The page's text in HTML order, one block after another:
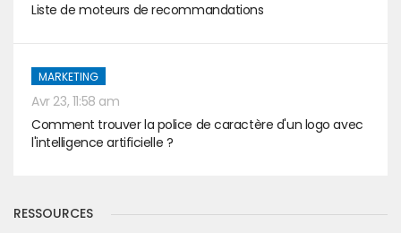
Liste de moteurs de recommandations
MARKETING
Avr 23, 11:58 am
Comment trouver la police de caractère d'un logo avec
l'intelligence artificielle ?
RESSOURCES